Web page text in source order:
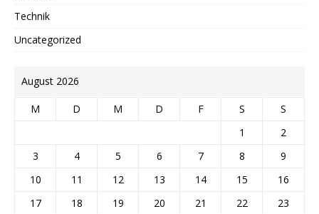
Technik
Uncategorized
August 2026
M D M D F S
S
1
2
3
4 5 6 7 8
9
10
11 12 13 14 15
16
17
18 19 20 21 22
23